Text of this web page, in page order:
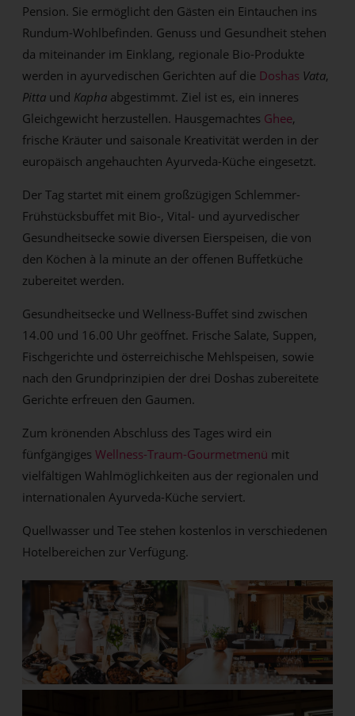
Pension. Sie ermöglicht den Gästen ein Eintauchen ins
Rundum-Wohlbefinden. Genuss und Gesundheit stehen
da miteinander im Einklang, regionale Bio-Produkte
werden in ayurvedischen Gerichten auf die Doshas Vata,
Pitta und Kapha abgestimmt. Ziel ist es, ein inneres
Gleichgewicht herzustellen. Hausgemachtes Ghee,
frische Kräuter und saisonale Kreativität werden in der
europäisch angehauchten Ayurveda-Küche eingesetzt.
Der Tag startet mit einem großzügigen Schlemmer-
Frühstücksbuffet mit Bio-, Vital- und ayurvedischer
Gesundheitsecke sowie diversen Eierspeisen, die von
den Köchen à la minute an der offenen Buffetküche
zubereitet werden.
Gesundheitsecke und Wellness-Buffet sind zwischen
14.00 und 16.00 Uhr geöffnet. Frische Salate, Suppen,
Fischgerichte und österreichische Mehlspeisen, sowie
nach den Grundprinzipien der drei Doshas zubereitete
Gerichte erfreuen den Gaumen.
Zum krönenden Abschluss des Tages wird ein
fünfgängigesWellness-Traum-Gourmetmenü mit
vielfältigen Wahlmöglichkeiten aus der regionalen und
internationalen Ayurveda-Küche serviert.
Quellwasser und Tee stehen kostenlos in verschiedenen
Hotelbereichen zur Verfügung.